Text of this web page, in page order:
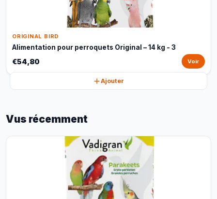
ORIGINAL BIRD
Alimentation pour perroquets Original – 14 kg - 3
€54,80 Voir
Ajouter
Vus récemment